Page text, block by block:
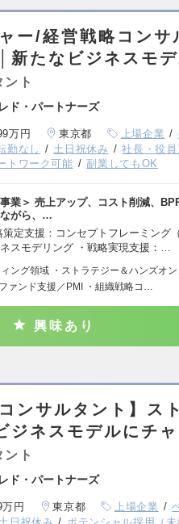
ャー/経営戦略コン
新たなビジネスモ
ト
ド・パートナーズ
万円 東京都 上場企業
勤なし 土日祝休み 社長・役員
トワーク可能 副業してもOK
業＞ 売上アップ、コスト削減、
がら、…
策定支援：コンセプトフレーミング
スモデリング ・戦略実現支援：…
ング領域 ・ストラテジー＆ハンズオ
ァンド支援／PMI ・組織戦略コ…
興味あり
コンサルタント】ス
ジネスモデルにチ
ト
ド・パートナーズ
円 東京都 上場企業
土日祝休み ポテンシャル採用（未